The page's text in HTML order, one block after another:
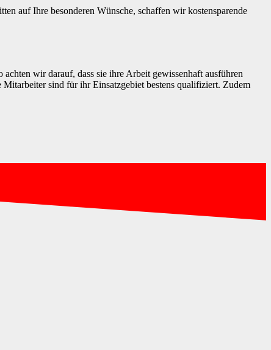
auf Ihre besonderen Wünsche, schaffen wir kostensparende
wir darauf, dass sie ihre Arbeit gewissenhaft ausführen
sind für ihr Einsatzgebiet bestens qualifiziert. Zudem